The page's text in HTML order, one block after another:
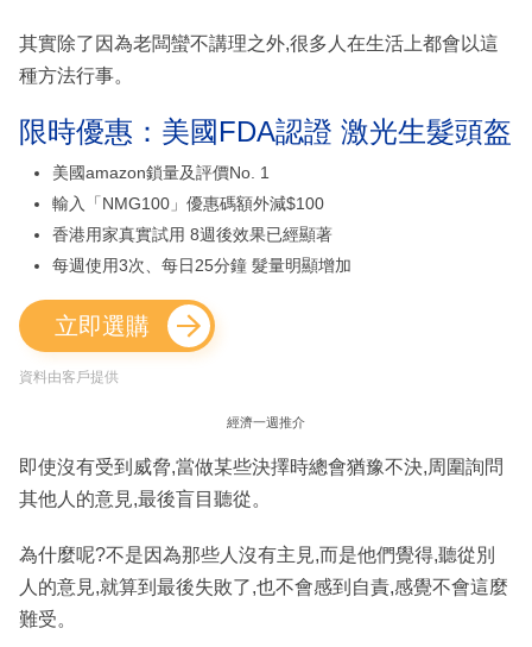
其實除了因為老闆蠻不講理之外,很多人在生活上都會以這
種方法行事。
限時優惠：美國FDA認證 激光生髮頭盔
美國amazon鎖量及評價No. 1
輸入「NMG100」優惠碼額外減$100
香港用家真實試用 8週後效果已經顯著
每週使用3次、每日25分鐘 髮量明顯增加
立即選購
資料由客戶提供
經濟一週推介
即使沒有受到威脅,當做某些決擇時總會猶豫不決,周圍詢問
其他人的意見,最後盲目聽從。
為什麼呢?不是因為那些人沒有主見,而是他們覺得,聽從別
人的意見,就算到最後失敗了,也不會感到自責,感覺不會這麼
難受。